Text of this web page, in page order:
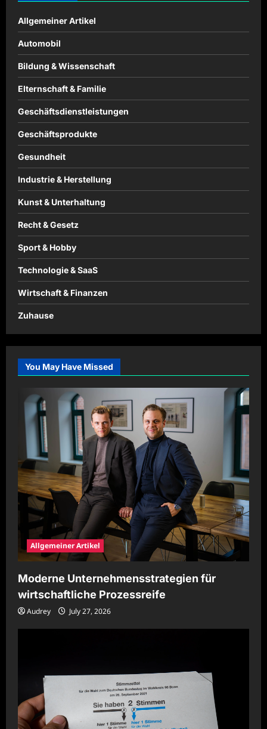
Allgemeiner Artikel
Automobil
Bildung & Wissenschaft
Elternschaft & Familie
Geschäftsdienstleistungen
Geschäftsprodukte
Gesundheit
Industrie & Herstellung
Kunst & Unterhaltung
Recht & Gesetz
Sport & Hobby
Technologie & SaaS
Wirtschaft & Finanzen
Zuhause
You May Have Missed
Allgemeiner Artikel
Moderne Unternehmensstrategien für
wirtschaftliche Prozessreife
Audrey July 27, 2026